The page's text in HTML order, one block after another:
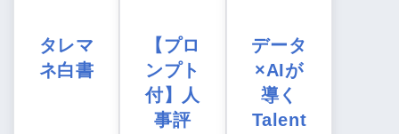
タレマ
ネ白書
【プロ
ンプト
付】人
事評
データ
×AIが
導く
Talent